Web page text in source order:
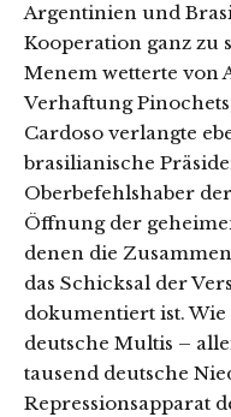
Argentinien und
Kooperation ganz zu
Menem wetterte von
Verhaftung
Cardoso verlangte
brasilianische
Oberbefehlshaber
Öffnung der
denen die
das Schicksal der
dokumentiert ist.
deutsche Multis –
tausend deutsche
Repressionsapparat